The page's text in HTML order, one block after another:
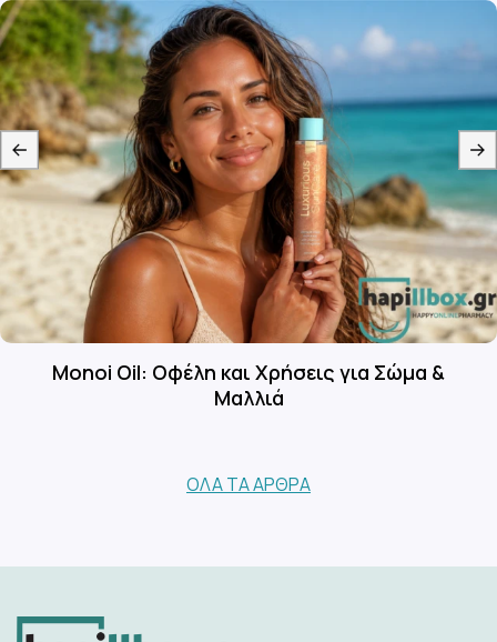
Monoi Oil: Οφέλη και Χρήσεις για Σώμα &
Μαλλιά
ΌΛΑ ΤΑ ΆΡΘΡΑ